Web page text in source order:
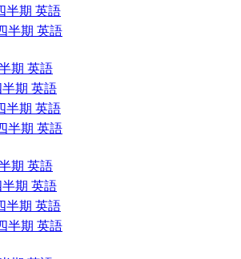
半期 英語
半期 英語
期 英語
期 英語
半期 英語
半期 英語
期 英語
期 英語
半期 英語
半期 英語